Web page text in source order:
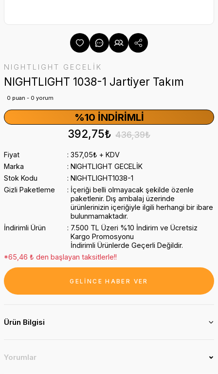
NIGHTLIGHT GECELİK
NIGHTLIGHT 1038-1 Jartiyer Takım
0 puan - 0 yorum
%10 İNDIRIMLI
392,75₺ 436,39₺
Fiyat
357,05₺ + KDV
Marka
NIGHTLIGHT GECELİK
Stok Kodu
NIGHTLIGHT1038-1
Gizli Paketleme
İçeriği belli olmayacak şekilde özenle
paketlenir. Dış ambalaj üzerinde
ürünlerinizin içeriğiyle ilgili herhangi bir ibare
bulunmamaktadır.
İndirimli Ürün
7.500 TL Üzeri %10 İndirim ve Ücretsiz
Kargo Promosyonu
İndirimli Ürünlerde Geçerli Değildir.
*65,46 ₺ den başlayan taksitlerle!!
GELİNCE HABER VER
Ürün Bilgisi
Yorumlar